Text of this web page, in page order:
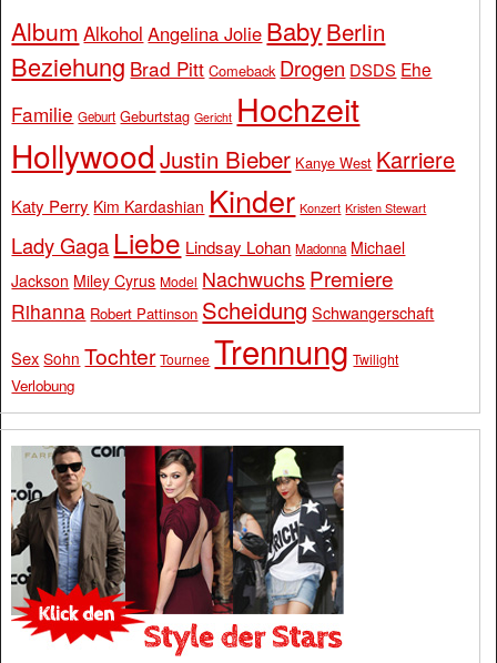
Album Alkohol Angelina Jolie BabyBerlin
Beziehung Brad Pitt Comeback Drogen DSDS Ehe
Familie Geburt Geburtstag Gericht Hochzeit
Hollywood Justin Bieber Kanye West Karriere
Katy Perry Kim Kardashian Kinder Konzert Kristen Stewart
Lady Gaga Liebe Lindsay Lohan Madonna Michael
Jackson Miley Cyrus Model Nachwuchs Premiere
Rihanna Robert Pattinson Scheidung Schwangerschaft
Sex Sohn Tochter Tournee Trennung Twilight
Verlobung